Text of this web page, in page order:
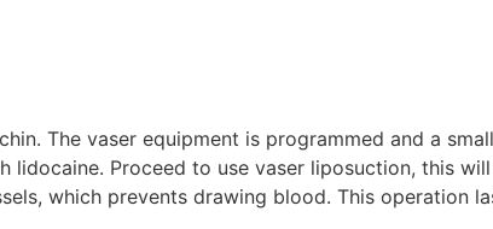
The vaser equipment is programmed and a
lidocaine. Proceed to use vaser liposuction, this
which prevents drawing blood. This operation